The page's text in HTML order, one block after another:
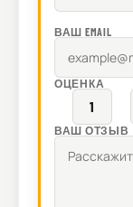
ВАШ EMAIL
ОЦЕНКА
1
ВАШ ОТЗЫВ